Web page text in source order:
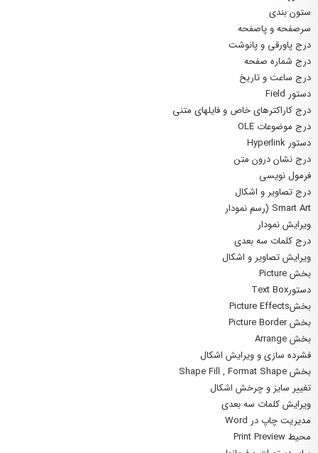
ستون بندی
سرصفحه و پاصفحه
درج پاورقی و پانوشت
درج شماره صفحه
درج ساعت و تاریخ
دستور Field
درج کاراکترهای خاص و فایلهای متنی
درج موضوعات OLE
دستور Hyperlink
درج نشان درون متن
فرمول نویسی
درج تصاویر و اشکال
Smart Art (رسم نمودار
ویرایش نمودار
درج کلمات سه بعدی
ویرایش تصاویر و اشکال
بخش Picture
دستورText Box
بخشPicture Effects
بخش Picture Border
بخش Arrange
فشرده سازی و ویرایش اشکال
بخش Shape Fill , Format Shape
تغییر سایز و چرخش اشکال
ویرایش کلمات سه بعدی
مدیریت چاپ در Word
محیط Print Preview